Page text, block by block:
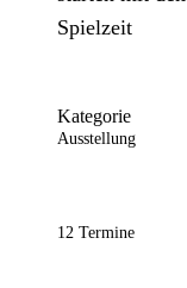
Spielzeit
Kategorie
Ausstellung
12 Termine